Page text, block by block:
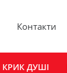
Контакти
КРИК ДУШІ